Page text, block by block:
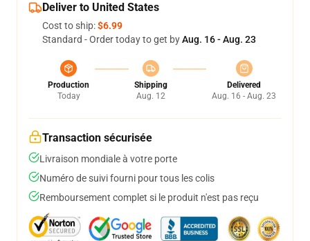
Deliver to United States
Cost to ship:$6.99
Standard - Order today to get byAug. 16 - Aug. 23
Production
Today
Shipping
Aug. 12
Delivered
Aug. 16 - Aug. 23
Transaction sécurisée
Livraison mondiale à votre porte
Numéro de suivi fourni pour tous les colis
Remboursement complet si le produit n'est pas reçu